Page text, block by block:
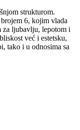
strukturom.
6, kojim vlada
za ljubavlju, lepotom i
već i estetsku,
tako i u odnosima sa